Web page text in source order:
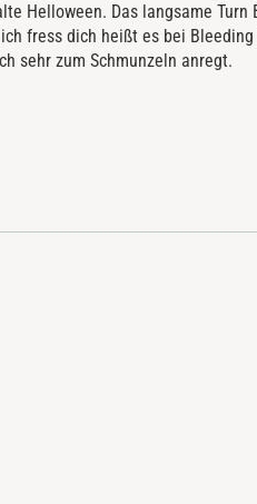
Helloween. Das langsame
fress dich heißt es bei
sehr zum Schmunzeln anregt.